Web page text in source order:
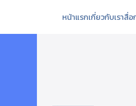
หน้าแรกเกี่ยวกับเราสื่อ